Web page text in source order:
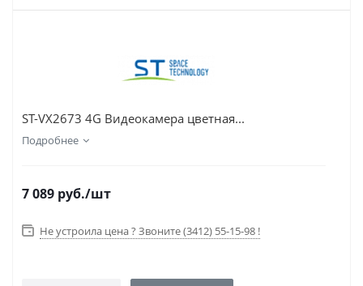
ST-VX2673 4G Видеокамера цветная...
Подробнее
7 089 руб./шт
Не устроила цена ? Звоните (3412) 55-15-98 !